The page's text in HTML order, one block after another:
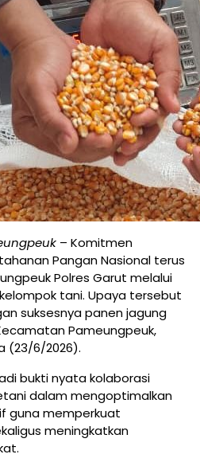
– Komitmen
Pangan Nasional terus
Polres Garut melalui
tani. Upaya tersebut
suksesnya panen jagung
Pameungpeuk,
(23/6/2026).
bukti nyata kolaborasi
dalam mengoptimalkan
guna memperkuat
meningkatkan